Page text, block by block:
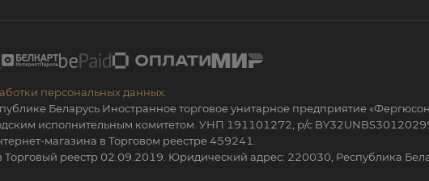
персональных данных.
Беларусь Иностранное торговое унитарное предприятие
исполнительным комитетом. УНП 191101272, р/с
магазина в Торговом реестре 459241.
реестр 02.09.2019. Юридический адрес: 220030, Республика